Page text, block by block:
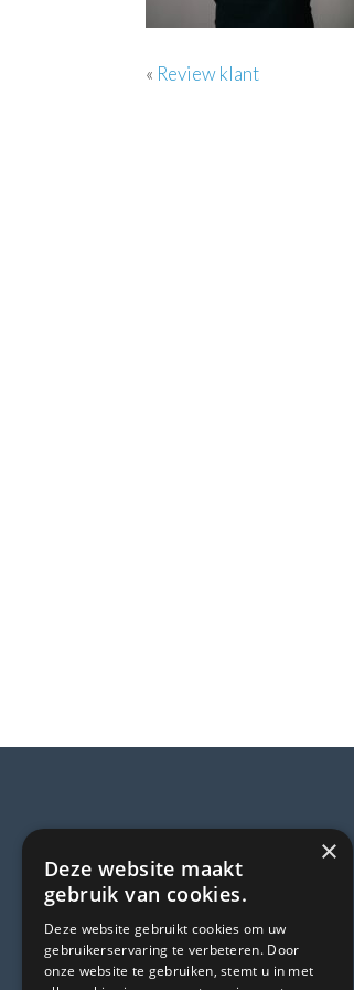
« Review klant
LOCATIE
8431 WE Oosterwolde
×
Deze website maakt
gebruik van cookies.
Deze website gebruikt cookies om uw
gebruikerservaring te verbeteren. Door
onze website te gebruiken, stemt u in met